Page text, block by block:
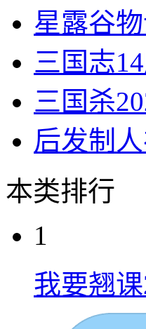
星露谷
三国志
三国杀
后发制
本类排行
1
我要翘